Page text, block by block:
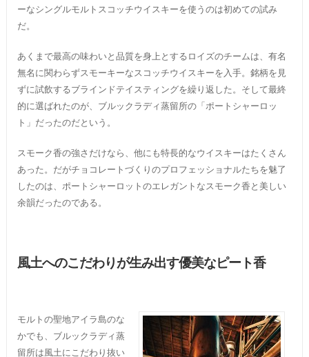
ーなシングルモルトスコッチウイスキーを使うのは初めての試み
だ。
あくまで最高の味わいと品質を身上とするロイズのチームは、有名
無名に関わらずスモーキーなスコッチウイスキーを入手。銘柄を見
ずに試飲するブラインドテイスティングを繰り返した。そして最終
的に選ばれたのが、ブルックラディ蒸留所の「ポートシャーロッ
ト」だったのだという。
スモーク香の強さだけなら、他にも特長的なウイスキーはたくさん
あった。だがチョコレートづくりのプロフェッショナルたちを魅了
したのは、ポートシャーロットのエレガントなスモーク香と美しい
余韻だったのである。
風土へのこだわりが生み出す優美なピート香
モルトの聖地アイラ島のな
かでも、ブルックラディ蒸
留所は風土にこだわり抜い